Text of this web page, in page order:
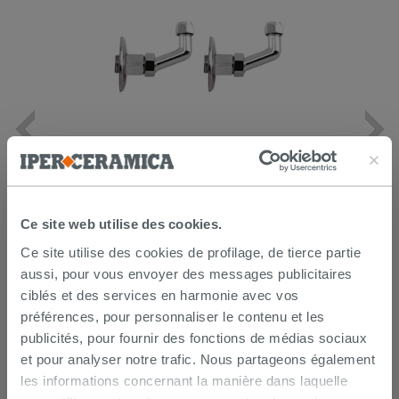
Ce site web utilise des cookies.
Ce site utilise des cookies de profilage, de tierce partie
aussi, pour vous envoyer des messages publicitaires
ciblés et des services en harmonie avec vos
préférences, pour personnaliser le contenu et les
publicités, pour fournir des fonctions de médias sociaux
et pour analyser notre trafic. Nous partageons également
les informations concernant la manière dans laquelle
Lot de 2 coudes sous lavabo 45° laiton
chromé
14,90 € /PC
AJOUTER AU PANIER